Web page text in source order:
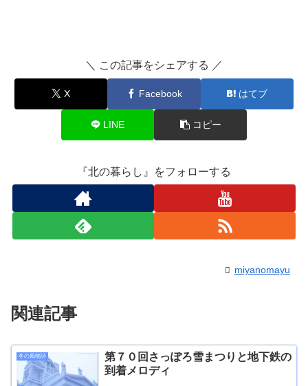
＼ この記事をシェアする ／
X Facebook はてブ
LINE コピー
『北の暮らし』をフォローする
miyanomayu
関連記事
冬の風物詩
第７０回さっぽろ雪まつりと地下鉄の
到着メロディ